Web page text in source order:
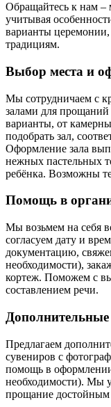
Обращайтесь к нам –
учитывая
варианты
традициям.
Выбор места и
Мы сотрудничаем с
залами для
варианты, от
подобрать зал,
Оформление зала
нежных пастельных
ребёнка. Возможны
Помощь в
Мы возьмем на себя
согласуем дату и
документацию,
необходимости),
кортеж. Поможем с
составлением речи.
Дополнительные
Предлагаем
сувениров с
помощь в
необходимости). Мы
прощание